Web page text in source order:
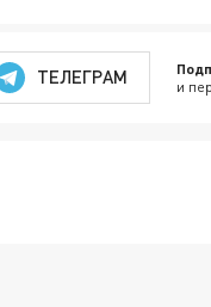
ТЕЛЕГРАМ и